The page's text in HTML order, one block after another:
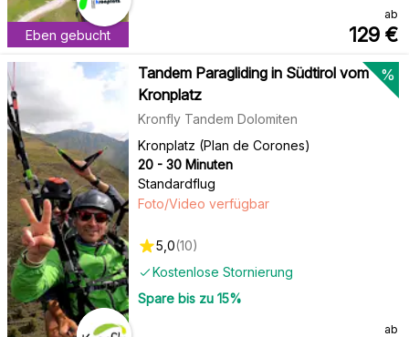
Eben gebucht
ab
129 €
Tandem Paragliding in Südtirol vom
Kronplatz
%
Kronfly Tandem Dolomiten
Kronplatz (Plan de Corones)
20 - 30 Minuten
Standardflug
Kostenlose Stornierung
Foto/Video verfügbar
5,0(10)
Spare bis zu 15%
ab